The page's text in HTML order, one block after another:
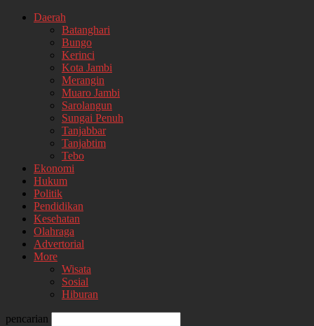
Daerah
Batanghari
Bungo
Kerinci
Kota Jambi
Merangin
Muaro Jambi
Sarolangun
Sungai Penuh
Tanjabbar
Tanjabtim
Tebo
Ekonomi
Hukum
Politik
Pendidikan
Kesehatan
Olahraga
Advertorial
More
Wisata
Sosial
Hiburan
pencarian